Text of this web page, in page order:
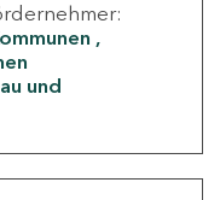
und